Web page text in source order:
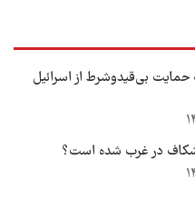
حمایت بی‌قیدوشرط از اسرائیل
در غرب شده است؟